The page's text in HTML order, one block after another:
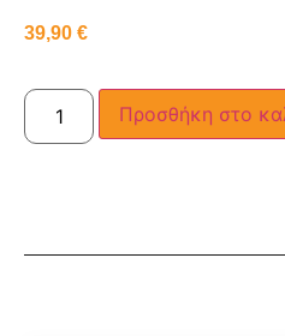
39,90 €
Προσθήκη στο